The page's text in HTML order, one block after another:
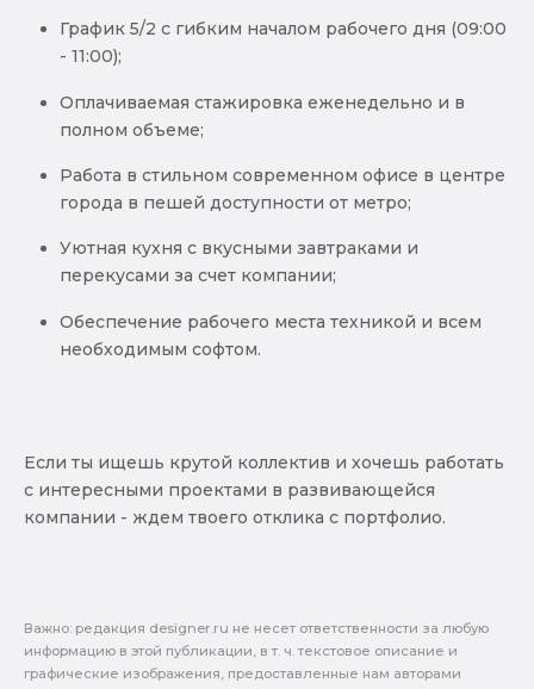
График 5/2 с гибким началом рабочего дня (09:00
- 11:00);
Оплачиваемая стажировка еженедельно и в
полном объеме;
Работа в стильном современном офисе в центре
города в пешей доступности от метро;
Уютная кухня с вкусными завтраками и
перекусами за счет компании;
Обеспечение рабочего места техникой и всем
необходимым софтом.
Если ты ищешь крутой коллектив и хочешь работать
с интересными проектами в развивающейся
компании - ждем твоего отклика с портфолио.
Важно: pедакция designer.ru не несет ответственности за любую
информацию в этой публикации, в т. ч. текстовое описание и
графические изображения, предоставленные нам авторами